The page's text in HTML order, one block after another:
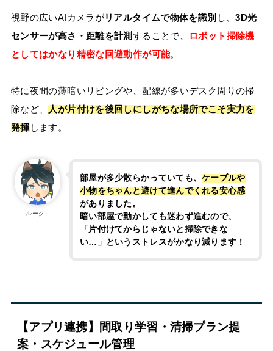
視野の広いAIカメラがリアルタイムで物体を識別 し、3D光
センサーが高さ・距離を計測することで、
ロボット掃除機
としてはかなり精密な回避動作が可能。
特に夜間の薄暗いリビングや、配線が多いデスク周りの掃
除など、
人が片付けを後回しにしがちな場所でこそ実力を
発揮 します。
ルーク
部屋が多少散らかっていても、ケーブルや
小物をちゃんと避けて進んでくれる安心感
がありました。
暗い部屋で動かしても迷わず進むので、
「片付けてからじゃないと掃除できな
い…」というストレスがかなり減ります！
【アプリ連携】間取り学習・清掃プラン提
案・スケジュール管理